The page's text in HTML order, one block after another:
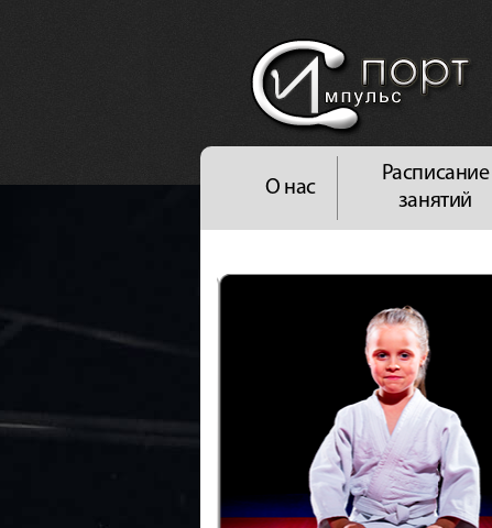
О нас
Расписание
занятий